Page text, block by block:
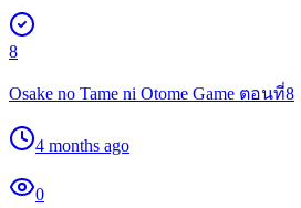
8
Osake no Tame ni Otome Game ตอนที่8
4 months ago
0